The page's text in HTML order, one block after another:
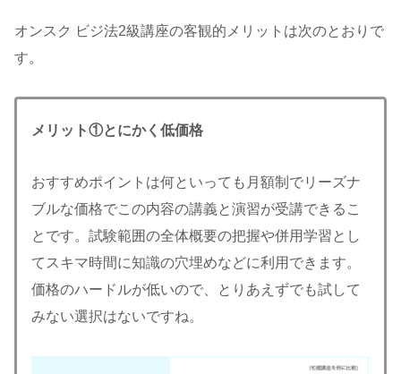
オンスク ビジ法2級講座の客観的メリットは次のとおりで
す。
メリット①とにかく低価格
おすすめポイントは何といっても月額制でリーズナ
ブルな価格でこの内容の講義と演習が受講できるこ
とです。試験範囲の全体概要の把握や併用学習とし
てスキマ時間に知識の穴埋めなどに利用できます。
価格のハードルが低いので、とりあえずでも試して
みない選択はないですね。